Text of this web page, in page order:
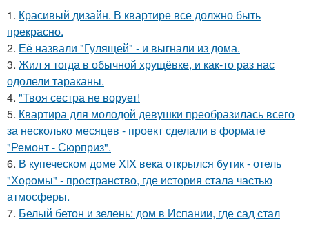
1. Красивый дизайн. В квартире все должно быть
прекрасно.
2. Её назвали "Гулящей" - и выгнали из дома.
3. Жил я тогда в обычной хрущёвке, и как-то раз нас
одолели тараканы.
4. "Твоя сестра не ворует!
5. Квартира для молодой девушки преобразилась всего
за несколько месяцев - проект сделали в формате
"Ремонт - Сюрприз".
6. В купеческом доме XIX века открылся бутик - отель
"Хоромы" - пространство, где история стала частью
атмосферы.
7. Белый бетон и зелень: дом в Испании, где сад стал